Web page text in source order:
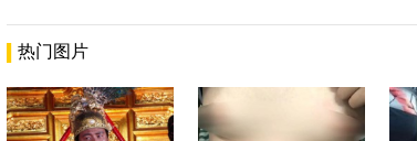
热门图片